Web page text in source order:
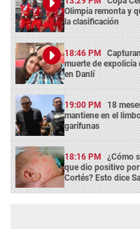
Olimpia remonta y
la clasificación
18:46 PM
muerte de expolicía
en Danlí
19:00 PM 18
mantiene en el
garífunas
18:16 PM ¿Cómo
que dio positivo
Cortés? Esto dice